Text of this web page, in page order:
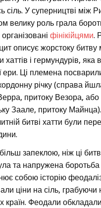
сіль. У суперництві між
велику роль грала
фінікійцями.
описує жорстоку
і гермундурів, яка
ери. Ці племена
річку (справа
притоку Везора,
Заале, притоку
битві хатти були
запеклою, ніж ці
та напружена боротьба
собою історію
ціни на сіль, грабуючи
країн. Феодали